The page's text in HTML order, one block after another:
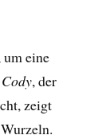
um eine
Cody, der
zeigt